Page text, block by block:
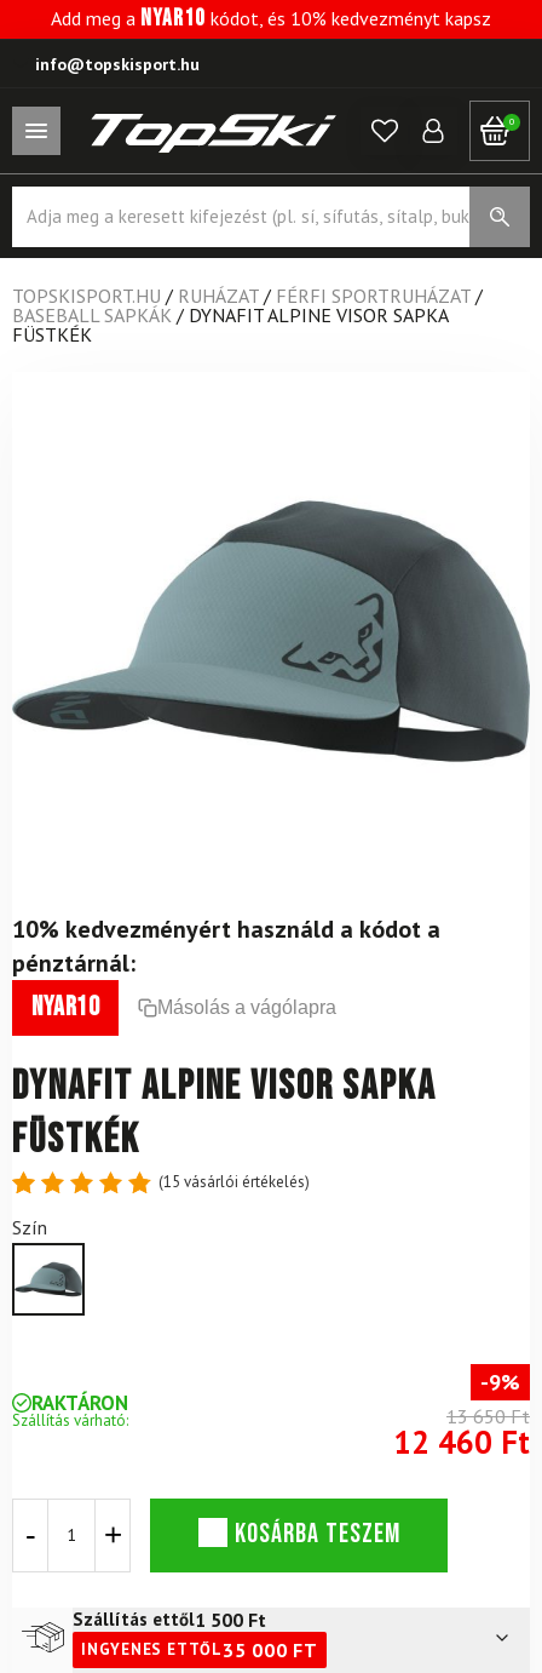
Add meg a NYAR10 kódot, és 10% kedvezményt kapsz
info@topskisport.hu
0
search
TOPSKISPORT.HU / RUHÁZAT / FÉRFI SPORTRUHÁZAT /
BASEBALL SAPKÁK / DYNAFIT ALPINE VISOR SAPKA
FÜSTKÉK
10% kedvezményért használd a kódot a
pénztárnál:
nyar10 Másolás a vágólapra
DYNAFIT Alpine Visor sapka
füstkék
4.87
5-ből,
értékelés
alapján
(15 vásárlói értékelés)
Szín
RAKTÁRON
Szállítás várható:
-9%
13 650 Ft
12 460 Ft
Alpine
mennyiség
KOSÁRBA TESZEM
Szállítás ettől1 500 Ft
INGYENES ETTŐL35 000 FT